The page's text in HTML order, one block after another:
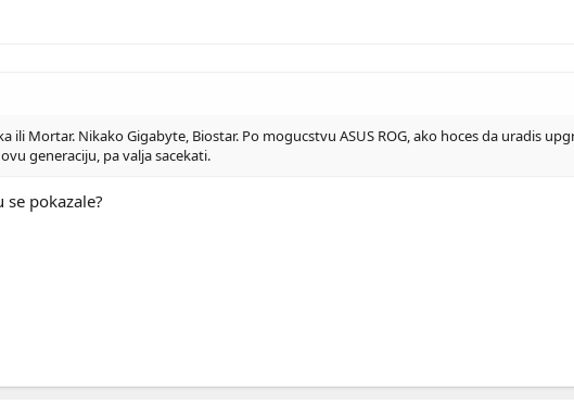
ili Mortar. Nikako Gigabyte, Biostar. Po mogucstvu ASUS ROG, ako hoces da uradis
generaciju, pa valja sacekati.
se pokazale?